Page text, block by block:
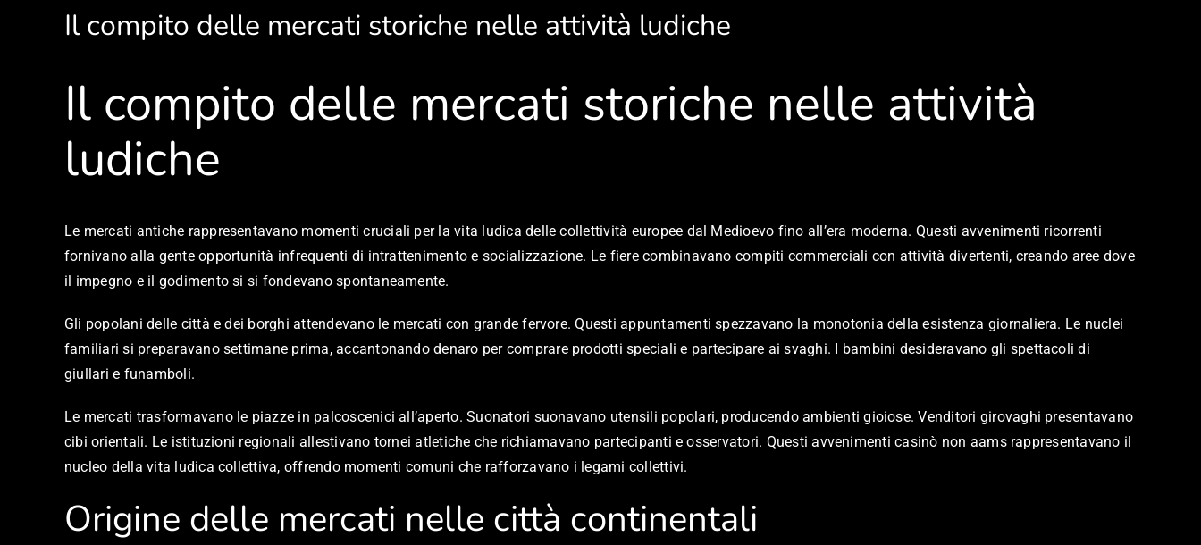
Il compito delle mercati storiche nelle attività ludiche
Il compito delle mercati storiche nelle attività
ludiche
Le mercati antiche rappresentavano momenti cruciali per la vita ludica delle collettività europee dal Medioevo fino all’era moderna. Questi avvenimenti ricorrenti
fornivano alla gente opportunità infrequenti di intrattenimento e socializzazione. Le fiere combinavano compiti commerciali con attività divertenti, creando aree dove
il impegno e il godimento si si fondevano spontaneamente.
Gli popolani delle città e dei borghi attendevano le mercati con grande fervore. Questi appuntamenti spezzavano la monotonia della esistenza giornaliera. Le nuclei
familiari si preparavano settimane prima, accantonando denaro per comprare prodotti speciali e partecipare ai svaghi. I bambini desideravano gli spettacoli di
giullari e funamboli.
Le mercati trasformavano le piazze in palcoscenici all’aperto. Suonatori suonavano utensili popolari, producendo ambienti gioiose. Venditori girovaghi presentavano
cibi orientali. Le istituzioni regionali allestivano tornei atletiche che richiamavano partecipanti e osservatori. Questi avvenimenti casinò non aams rappresentavano il
nucleo della vita ludica collettiva, offrendo momenti comuni che rafforzavano i legami collettivi.
Origine delle mercati nelle città continentali